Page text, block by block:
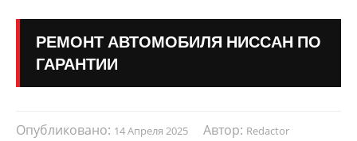
РЕМОНТ АВТОМОБИЛЯ НИССАН ПО
ГАРАНТИИ
Опубликовано: 14 Апреля 2025 Автор: Redactor